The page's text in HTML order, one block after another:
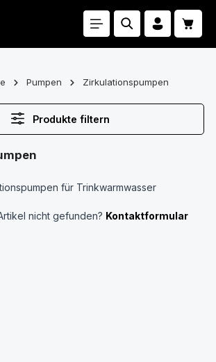
Pumpen Zirkulationspumpen
Produkte filtern
für Trinkwarmwasser
nicht gefunden? Kontaktformular